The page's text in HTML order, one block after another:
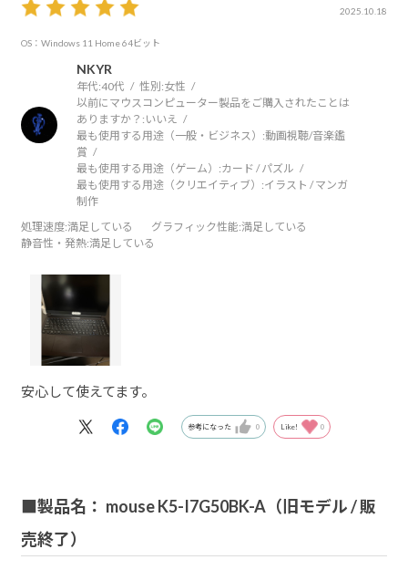
2025.10.18
OS：Windows 11 Home 64ビット
NKYR
年代:40代 性別:女性
以前にマウスコンピューター製品をご購入されたことは
ありますか？: いいえ
最も使用する用途（一般・ビジネス）:動画視聴/音楽鑑
賞
最も使用する用途（ゲーム）:カード / パズル
最も使用する用途（クリエイティブ）:イラスト / マンガ
制作
処理速度:満足している グラフィック性能:満足している
静音性・発熱:満足している
安心して使えてます。
参考になった 0 Like! 0
■製品名： mouse K5-I7G50BK-A（旧モデル / 販
売終了）